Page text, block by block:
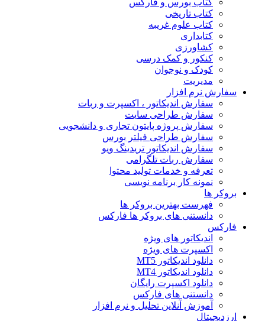
کتاب تاریخی
کتاب علوم غریبه
کتابداری
کشاورزی
کنکور و کمک‌ درسی
کودک و نوجوان
مدیریت
سفارش نرم افزار
سفارش اندیکاتور ، اکسپرت و ربات
سفارش طراحی سایت
سفارش پروژه پایتون تجاری و دانشجویی
سفارش طراحی فیلتر بورس
سفارش اندیکاتور تریدینگ ویو
سفارش ربات تلگرامی
تعرفه و خدمات تولید محتوا
نمونه کار برنامه نویسی
بروکر ها
فهرست بهترین بروکر ها
دانستنی های بروکر ها فارکس
فارکس
اندیکاتور های ویژه
اکسپرت های ویژه
دانلود اندیکاتور MT5
دانلود اندیکاتور MT4
دانلود اکسپرت رایگان
دانستنی های فارکس
آموزش آنلاین تحلیل و نرم افزار
ارزدیجیتال